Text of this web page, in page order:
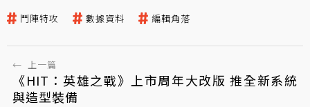
鬥陣特攻 數據資料 編輯角落
← 上一篇
《HIT：英雄之戰》上市周年大改版 推全新系統
與造型裝備